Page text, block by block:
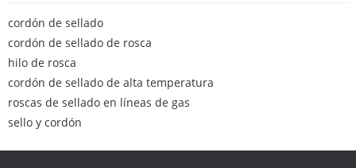
cordón de sellado
cordón de sellado de rosca
hilo de rosca
cordón de sellado de alta temperatura
roscas de sellado en líneas de gas
sello y cordón